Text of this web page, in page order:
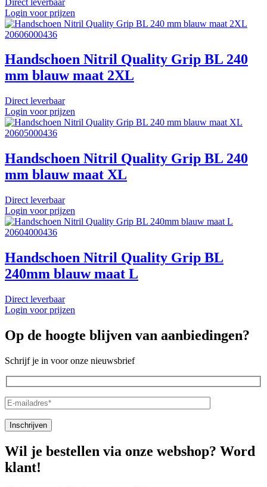
Login voor prijzen
20606000436
Handschoen Nitril Quality Grip BL 240
mm blauw maat 2XL
Direct leverbaar
Login voor prijzen
20605000436
Handschoen Nitril Quality Grip BL 240
mm blauw maat XL
Direct leverbaar
Login voor prijzen
20604000436
Handschoen Nitril Quality Grip BL
240mm blauw maat L
Direct leverbaar
Login voor prijzen
Op de hoogte blijven van aanbiedingen?
Schrijf je in voor onze nieuwsbrief
Wil je bestellen via onze webshop? Word
klant!